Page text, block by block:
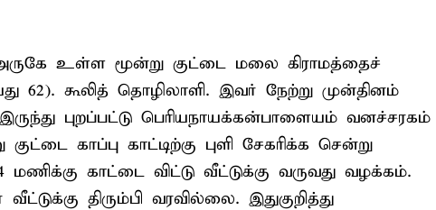
உள்ள மூன்று குட்டை மலை கிராமத்தைச்
62). கூலித் தொழிலாளி. இவர் நேற்று முன்தினம்
புறப்பட்டு பெரியநாயக்கன்பாளையம் வனச்சரகம்
காப்பு காட்டிற்கு புளி சேகரிக்க சென்று
காட்டை விட்டு வீட்டுக்கு வருவது வழக்கம்.
திரும்பி வரவில்லை. இதுகுறித்து